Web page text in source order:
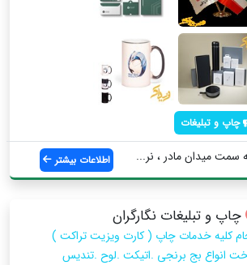
چاپ و تبلیغات
سمت میدان مادر ، نر... اطلاعات بیشتر
چاپ و تبلیغات نگارگران
کلیه خدمات چاپ ( کارت ویزیت تراکت )
انواع بج برنجی .اتیکت .لوح .تندیس